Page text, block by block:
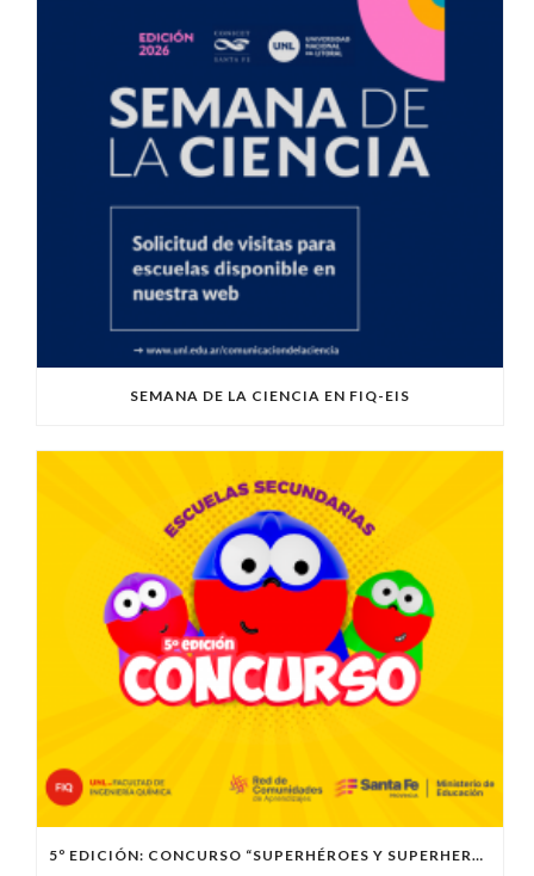
SEMANA DE LA CIENCIA EN FIQ-EIS
5º EDICIÓN: CONCURSO “SUPERHÉROES Y SUPERHEROÍNAS DE LA CIENCIA”